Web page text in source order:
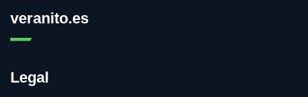
veranito.es
Legal